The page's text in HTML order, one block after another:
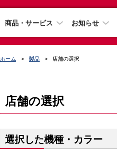
商品・サービス お知らせ
ホーム 製品 店舗の選択
店舗の選択
選択した機種・カラー